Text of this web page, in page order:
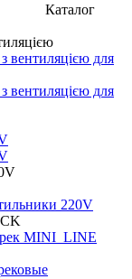
Каталог
вентиляцією для
вентиляцією для
220V
MINI_LINE